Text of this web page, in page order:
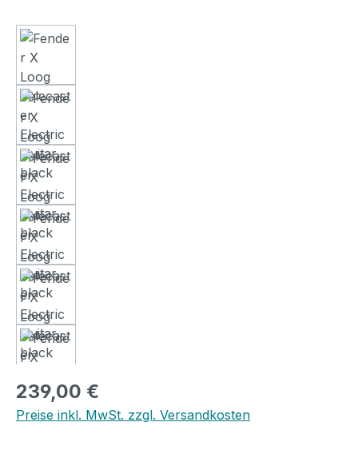
Regulärer Preis:
239,00 €
Preise inkl. MwSt. zzgl. Versandkosten